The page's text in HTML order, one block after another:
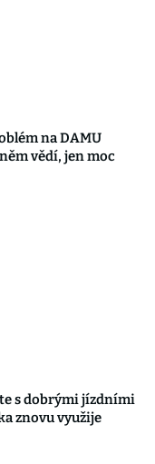
na DAMU
vědí, jen moc
s dobrými jízdními
znovu využije